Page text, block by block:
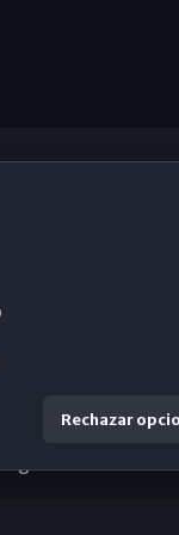
Málaga
Rechazar